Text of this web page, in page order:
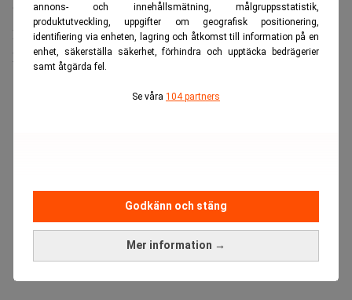
annons- och innehållsmätning, målgruppsstatistik,
produktutveckling, uppgifter om geografisk positionering,
identifiering via enheten, lagring och åtkomst till information på en
enhet, säkerställa säkerhet, förhindra och upptäcka bedrägerier
samt åtgärda fel.
Se våra 104 partners
Mer information →
Godkänn och stäng
”Ett säkrare kort”
Bakgrunden är att vapenvilan mellan USA och Iran
kollapsade för två veckor sedan.